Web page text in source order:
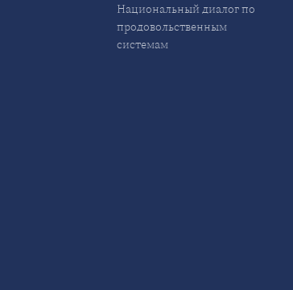
Национальный диалог по
продовольственным
системам